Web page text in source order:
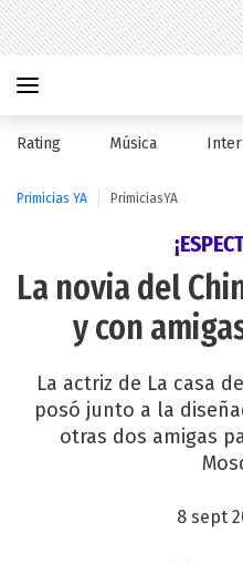
Rating Música
Primicias YA PrimiciasYA
La novia del
y con
La actriz de La casa
posó junto a la
otras dos amigas
8 sept